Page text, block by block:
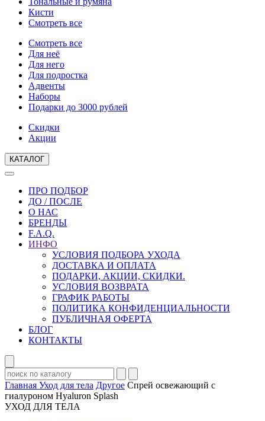
Кисти
Смотреть все
Смотреть все
Для неё
Для него
Для подростка
Адвенты
Наборы
Подарки до 3000 рублей
Скидки
Акции
КАТАЛОГ
ПРО ПОДБОР
ДО / ПОСЛЕ
О НАС
БРЕНДЫ
F.A.Q.
ИНФО
УСЛОВИЯ ПОДБОРА УХОДА
ДОСТАВКА И ОПЛАТА
ПОДАРКИ, АКЦИИ, СКИДКИ.
УСЛОВИЯ ВОЗВРАТА
ГРАФИК РАБОТЫ
ПОЛИТИКА КОНФИДЕНЦИАЛЬНОСТИ
ПУБЛИЧНАЯ ОФЕРТА
БЛОГ
КОНТАКТЫ
Главная Уход для тела Другое Спрей освежающий с
гиалуроном Hyaluron Splash
УХОД ДЛЯ ТЕЛА